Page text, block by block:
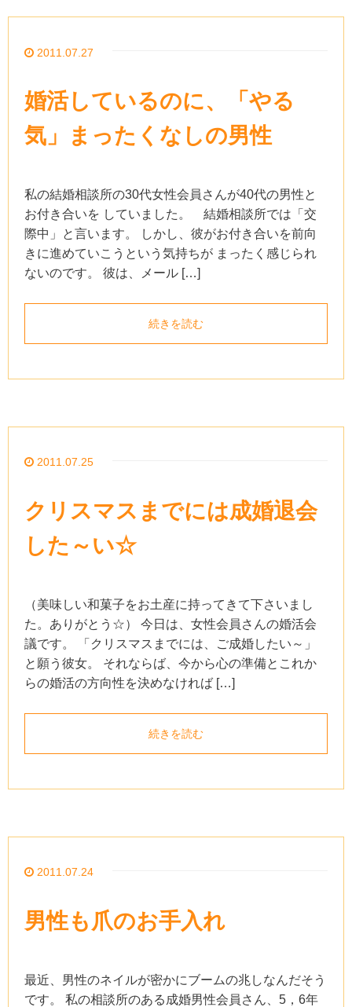
2011.07.27
婚活しているのに、「やる
気」まったくなしの男性
私の結婚相談所の30代女性会員さんが40代の男性と
お付き合いを していました。 結婚相談所では「交
際中」と言います。 しかし、彼がお付き合いを前向
きに進めていこうという気持ちが まったく感じられ
ないのです。 彼は、メール […]
続きを読む
2011.07.25
クリスマスまでには成婚退会
した～い☆
（美味しい和菓子をお土産に持ってきて下さいまし
た。ありがとう☆） 今日は、女性会員さんの婚活会
議です。 「クリスマスまでには、ご成婚したい～」
と願う彼女。 それならば、今から心の準備とこれか
らの婚活の方向性を決めなければ […]
続きを読む
2011.07.24
男性も爪のお手入れ
最近、男性のネイルが密かにブームの兆しなんだそう
です。 私の相談所のある成婚男性会員さん、5，6年